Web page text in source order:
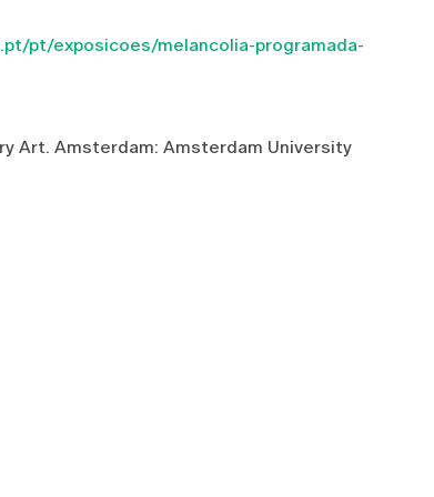
pt/exposicoes/melancolia-programada-
Art. Amsterdam: Amsterdam University